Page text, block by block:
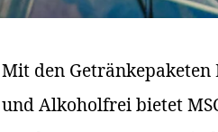
Mit den Getränkepaketen
und Alkoholfrei bietet